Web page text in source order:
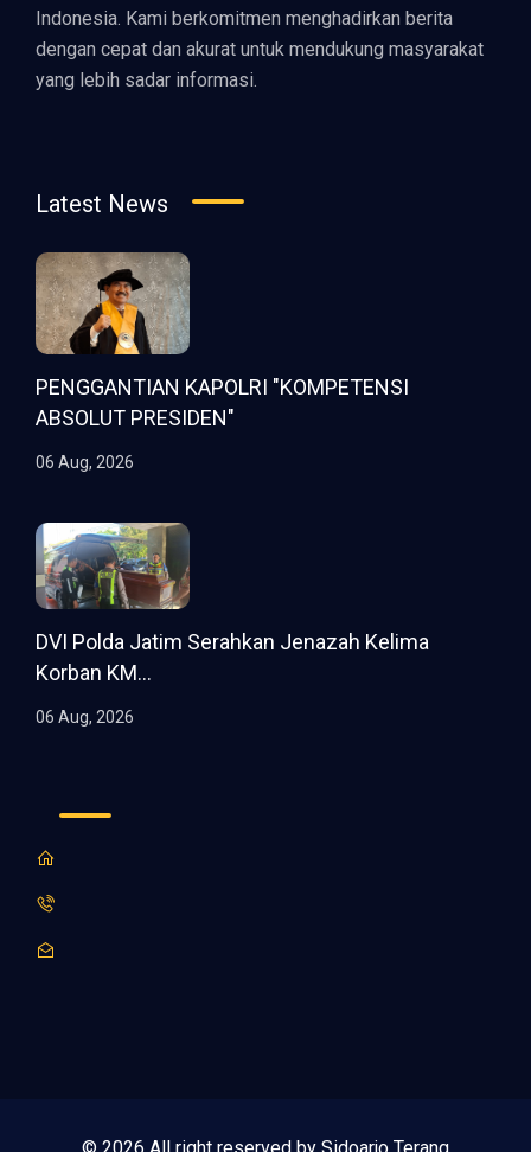
Indonesia. Kami berkomitmen menghadirkan berita
dengan cepat dan akurat untuk mendukung masyarakat
yang lebih sadar informasi.
Latest News
PENGGANTIAN KAPOLRI "KOMPETENSI
ABSOLUT PRESIDEN"
06 Aug, 2026
DVI Polda Jatim Serahkan Jenazah Kelima
Korban KM...
06 Aug, 2026
© 2026 All right reserved by Sidoarjo Terang